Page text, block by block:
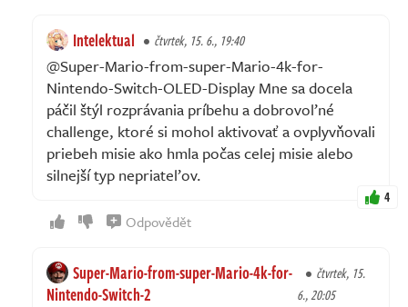
Intelektual čtvrtek, 15. 6., 19:40
@Super-Mario-from-super-Mario-4k-for-
Nintendo-Switch-OLED-Display Mne sa docela
páčil štýl rozprávania príbehu a dobrovoľné
challenge, ktoré si mohol aktivovať a ovplyvňovali
priebeh misie ako hmla počas celej misie alebo
silnejší typ nepriateľov.
4
Odpovědět
Super-Mario-from-super-Mario-4k-for-
Nintendo-Switch-2
čtvrtek, 15.
6., 20:05